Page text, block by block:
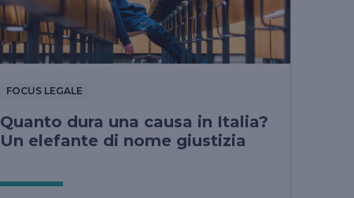
FOCUS LEGALE
Quanto dura una causa in Italia?
Un elefante di nome giustizia